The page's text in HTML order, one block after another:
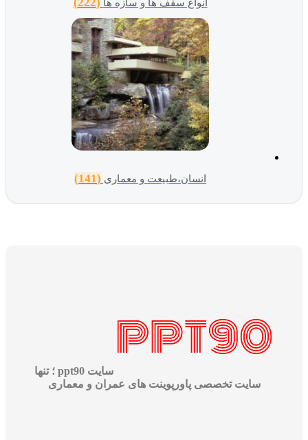
انواع سقف ها و سازه ها
انسان،طبیعت و معماری (141)
سایت ppt90 ؛ تنها
سایت تخصصی پاورپوینت های عمران و معماری